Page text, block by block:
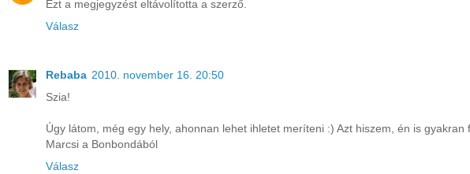
Ezt a megjegyzést eltávolította a szerző.
Válasz
Rebaba 2010. november 16. 20:50
Szia!
Úgy látom, még egy hely, ahonnan lehet ihletet meríteni :) Azt hiszem, én is
Marcsi a Bonbondából
Válasz